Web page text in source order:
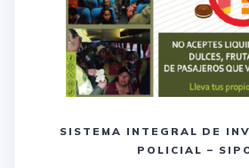
SISTEMA INTEGRAL DE
POLICIAL –